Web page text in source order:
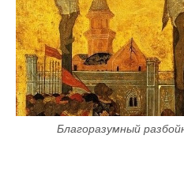
Благоразумный